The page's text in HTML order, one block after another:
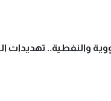
والنفطية.. تهديدات